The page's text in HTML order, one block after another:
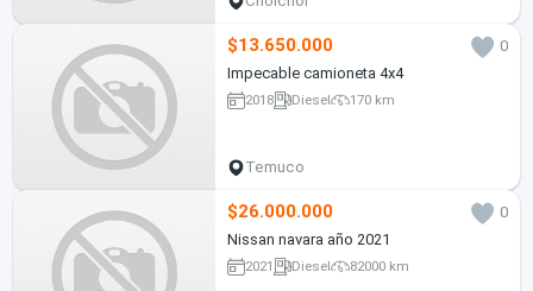
$13.650.000
0
Impecable camioneta 4x4
2018 Diesel 170 km
Temuco
$26.000.000
0
Nissan navara año 2021
2021 Diesel 82000 km